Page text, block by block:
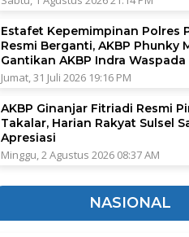
Estafet Kepemimpinan Polres
Resmi Berganti, AKBP Phunky
Gantikan AKBP Indra Waspada
Jumat, 31 Juli 2026 19:16 PM
AKBP Ginanjar Fitriadi Resmi
Takalar, Harian Rakyat Sulsel
Apresiasi
Minggu, 2 Agustus 2026 08:37 AM
NASIONAL